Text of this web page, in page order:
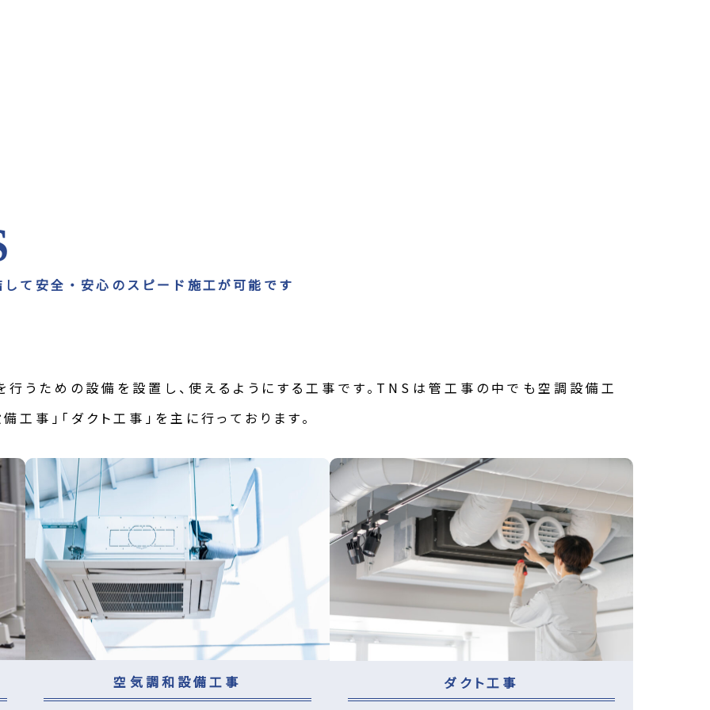
て安全・安心のスピード施工が可能です
うための設備を設置し、使えるようにする工事です。TNSは管工事の中でも空調設備工
事」「ダクト工事」を主に行っております。
空気調和設備工事 ダクト工事